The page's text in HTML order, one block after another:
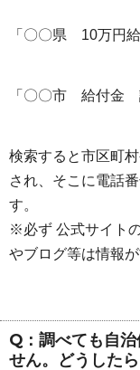
「〇〇県 10万円給
「〇〇市 給付金
検索すると市区町
され、そこに電話
す。
※必ず 公式サイト
やブログ等は情報
Q：調べても自
せん。どうした